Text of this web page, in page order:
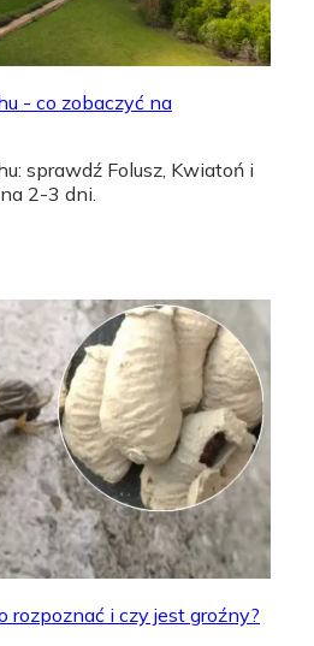
- co zobaczyć na
sprawdź Folusz, Kwiatoń i
2-3 dni.
rozpoznać i czy jest groźny?